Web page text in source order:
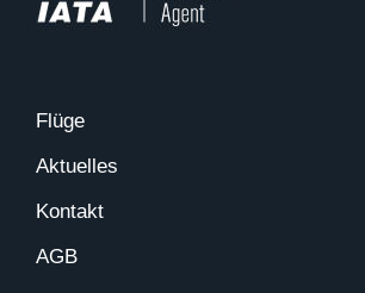
Flüge
Aktuelles
Kontakt
AGB